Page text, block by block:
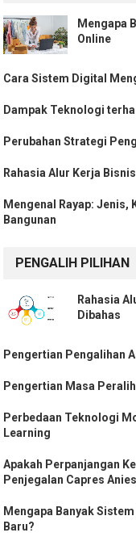
Mengapa
Online
Cara Sistem Digital
Dampak Teknologi
Perubahan Strategi
Rahasia Alur Kerja
Mengenal Rayap: Jenis,
Bangunan
PENGALIH PILIHAN
Rahasia
Dibahas
Pengertian Pengalihan
Pengertian Masa
Perbedaan Teknologi
Learning
Apakah Perpanjangan
Penjegalan Capres
Mengapa Banyak
Baru?